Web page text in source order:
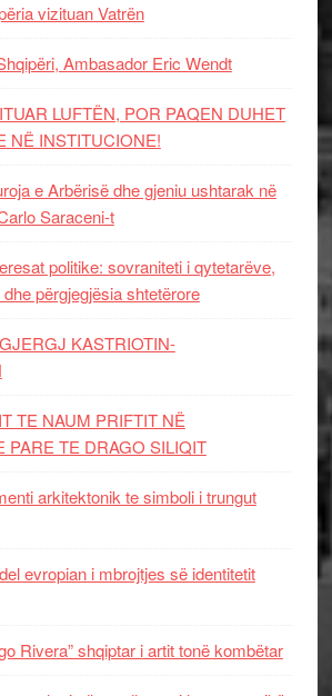
vizituan Vatrën
Ambasador Eric Wendt
LUFTËN, POR PAQEN DUHET
NË INSTITUCIONE!
e Arbërisë dhe gjeniu ushtarak në
Saraceni-t
politike: sovraniteti i qytetarëve,
përgjegjësia shtetërore
KASTRIOTIN-
TE NAUM PRIFTIT NË
PARE TE DRAGO SILIQIT
arkitektonik te simboli i trungut
evropian i mbrojtjes së identitetit
Rivera” shqiptar i artit tonë kombëtar